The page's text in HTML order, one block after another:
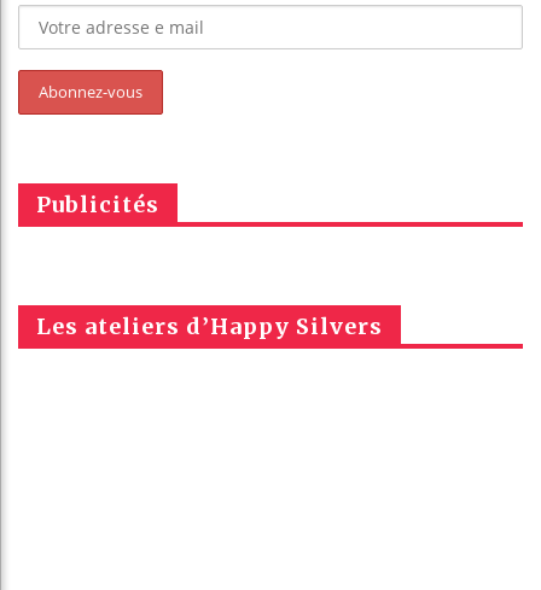
Publicités
Les ateliers d’Happy Silvers